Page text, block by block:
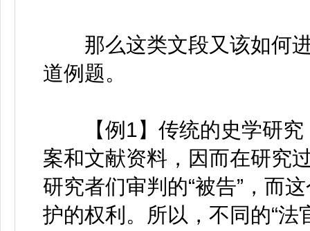
那么这类文段又该如何进
道例题。
【例1】传统的史学研究
案和文献资料，因而在研究
研究者们审判的“被告”，而
护的权利。所以，不同的“法